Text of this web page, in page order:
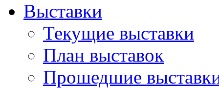
Выставки
Текущие выставки
План выставок
Прошедшие